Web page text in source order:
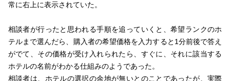
常に右上に表示されていた。
相談者が行ったと思われる手順を追っていくと、希望ランクのホ
テルまで選んだら、購入者の希望価格を入力すると1分前後で答え
がでて、その価格が受け入れられたら、すぐに、それに該当する
ホテルの名前がわかる仕組みのようであった。
相談者は、ホテルの選択の余地が無いとのことであったが、実際